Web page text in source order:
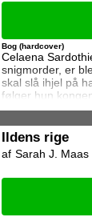
Celaena
snigmorder, er
skal slå ihjel på
følger hun
modarbejder
vennerne, der
oprør. Den for
Elena, sætter
Bog (hardcover)
Ildens rige
Sarah J. Maas